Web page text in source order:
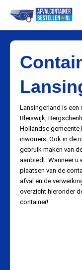
Lansingerland is een
Bleiswijk,
Hollandse gemeente
inwoners. Ook in de
gebruik maken van
aanbiedt. Wanneer
plaatsen van de
afval en de
overzicht hieronder
container!